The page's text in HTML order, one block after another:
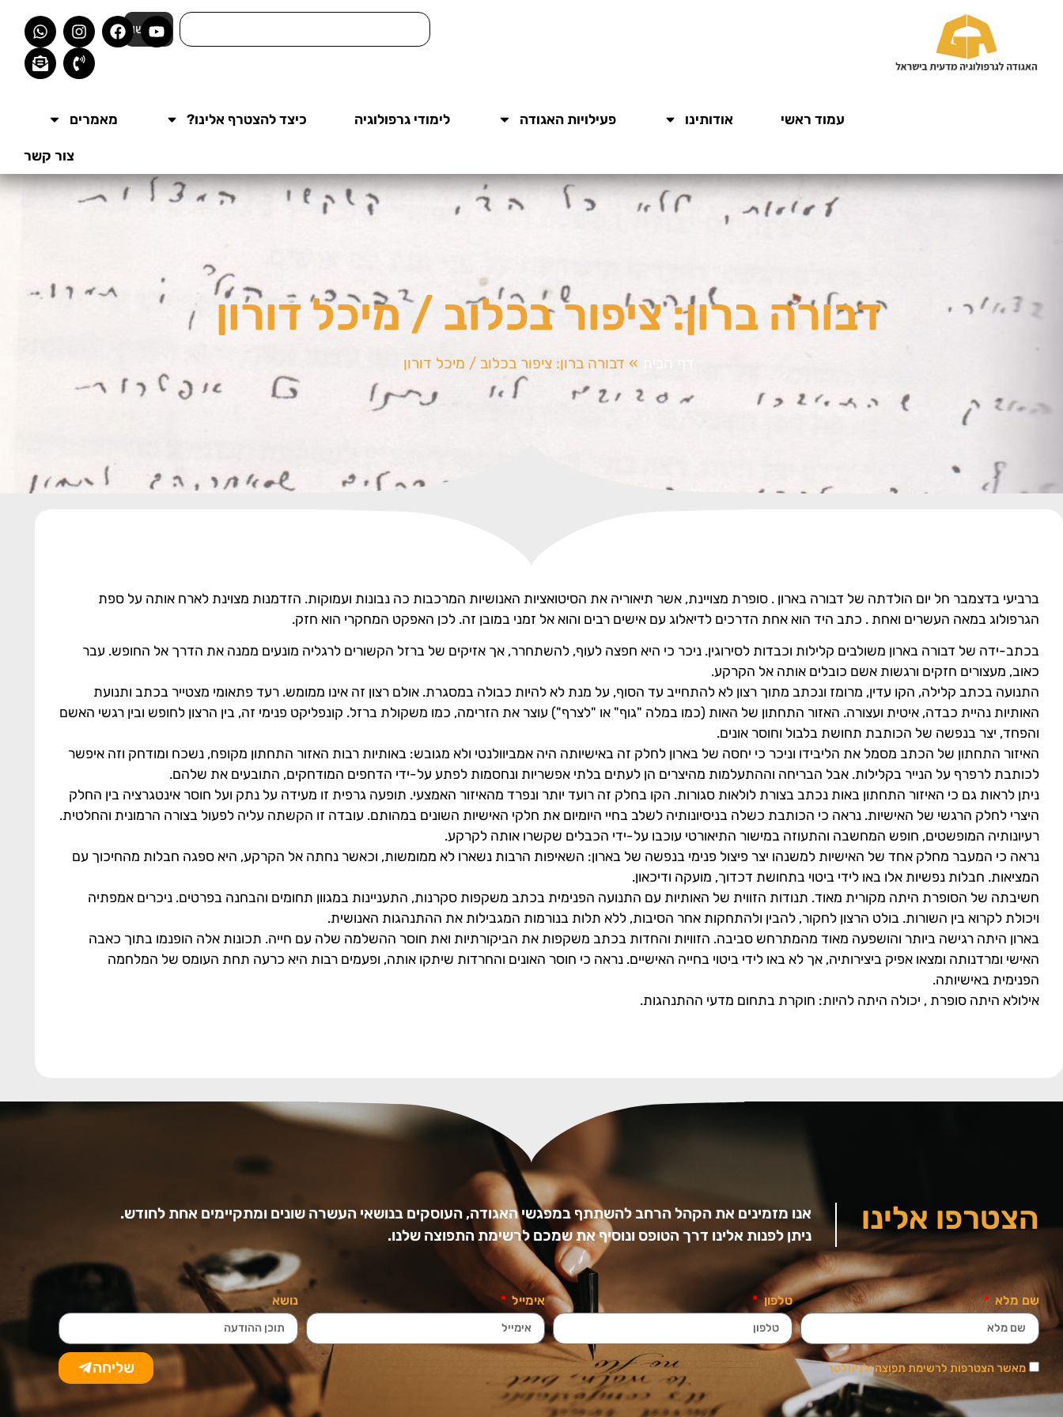
חפשו
עמוד ראשי אודותינו פעילויות האגודה לימודי גרפולוגיה כיצד להצטרף אלינו? מאמרים
צור קשר
דבורה ברון: ציפור בכלוב / מיכל דורון
» דבורה ברון: ציפור בכלוב / מיכל דורון
ברביעי בדצמבר חל יום הולדתה של דבורה בארון . סופרת מצויינת, אשר תיאוריה את הסיטואציות האנושיות המרכבות כה נבונות ועמוקות. הזדמנות מצוינת לארח אותה על ספת
הגרפולוג במאה העשרים ואחת . כתב היד הוא אחת הדרכים לדיאלוג עם אישים רבים והוא אל זמני במובן זה. לכן האפקט המחקרי הוא חזק.
בכתב-ידה של דבורה בארון משולבים קלילות וכבדות לסירוגין. ניכר כי היא חפצה לעוף, להשתחרר, אך אזיקים של ברזל הקשורים לרגליה מונעים ממנה את הדרך אל החופש. עבר
כאוב, מעצורים חזקים ורגשות אשם כובלים אותה אל הקרקע.
התנועה בכתב קלילה, הקו עדין, מרומז ונכתב מתוך רצון לא להתחייב עד הסוף, על מנת לא להיות כבולה במסגרת. אולם רצון זה אינו ממומש. רעד פתאומי מצטייר בכתב ותנועת
האותיות נהיית כבדה, איטית ועצורה. האזור התחתון של האות (כמו במלה "גוף" או "לצרף") עוצר את הזרימה, כמו משקולת ברזל. קונפליקט פנימי זה, בין הרצון לחופש ובין רגשי האשם
והפחד, יצר בנפשה של הכותבת תחושת בלבול וחוסר אונים.
האיזור התחתון של הכתב מסמל את הליבידו וניכר כי יחסה של בארון לחלק זה באישיותה היה אמביוולנטי ולא מגובש: באותיות רבות האזור התחתון מקופח, נשכח ומודחק וזה איפשר
לכותבת לרפרף על הנייר בקלילות. אבל הבריחה וההתעלמות מהיצרים הן לעתים בלתי אפשריות ונחסמות לפתע על-ידי הדחפים המודחקים, התובעים את שלהם.
ניתן לראות גם כי האיזור התחתון באות נכתב בצורת לולאות סגורות. הקו בחלק זה רועד יותר ונפרד מהאיזור האמצעי. תופעה גרפית זו מעידה על נתק ועל חוסר אינטגרציה בין החלק
היצרי לחלק הרגשי של האישיות. נראה כי הכותבת כשלה בניסיונותיה לשלב בחיי היומיום את חלקי האישיות השונים במהותם. עובדה זו הקשתה עליה לפעול בצורה הרמונית והחלטית.
רעיונותיה המופשטים, חופש המחשבה והתעוזה במישור התיאורטי עוכבו על-ידי הכבלים שקשרו אותה לקרקע.
נראה כי המעבר מחלק אחד של האישיות למשנהו יצר פיצול פנימי בנפשה של בארון: השאיפות הרבות נשארו לא ממומשות, וכאשר נחתה אל הקרקע, היא ספגה חבלות מהחיכוך עם
המציאות. חבלות נפשיות אלו באו לידי ביטוי בתחושת דכדוך, מועקה ודיכאון.
חשיבתה של הסופרת היתה מקורית מאוד. תנודות הזווית של האותיות עם התנועה הפנימית בכתב משקפות סקרנות, התעניינות במגוון תחומים והבחנה בפרטים. ניכרים אמפתיה
ויכולת לקרוא בין השורות. בולט הרצון לחקור, להבין ולהתחקות אחר הסיבות, ללא תלות בנורמות המגבילות את ההתנהגות האנושית.
בארון היתה רגישה ביותר והושפעה מאוד מהמתרחש סביבה. הזוויות והחדות בכתב משקפות את הביקורתיות ואת חוסר ההשלמה שלה עם חייה. תכונות אלה הופנמו בתוך כאבה
האישי ומרדנותה ומצאו אפיק ביצירותיה, אך לא באו לידי ביטוי בחייה האישיים. נראה כי חוסר האונים והחרדות שיתקו אותה, ופעמים רבות היא כרעה תחת העומס של המלחמה
הפנימית באישיותה.
אילולא היתה סופרת , יכולה היתה להיות: חוקרת בתחום מדעי ההתנהגות.
הצטרפו אלינו
אנו מזמינים את הקהל הרחב להשתתף במפגשי האגודה, העוסקים בנושאי העשרה שונים ומתקיימים אחת לחודש.
ניתן לפנות אלינו דרך הטופס ונוסיף את שמכם לרשימת התפוצה שלנו.
שם מלא טלפון אימייל נושא
מאשר הצטרפות לרשימת תפוצה ולניוזלטר שליחה